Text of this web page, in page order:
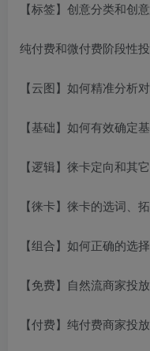
【标签】创意分类和创
纯付费和微付费阶段性
【云图】如何精准分析
【基础】如何有效确定
【逻辑】徕卡定向和其
【徕卡】徕卡的选词、
【组合】如何正确的选
【免费】自然流商家投
【付费】纯付费商家投